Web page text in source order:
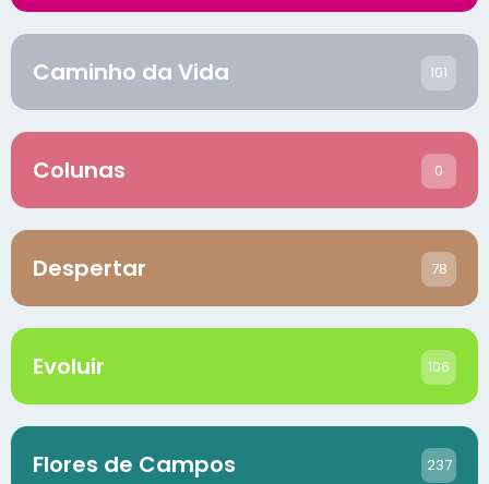
Caminho da Vida 101
Colunas 0
Despertar 78
Evoluir 106
Flores de Campos 237